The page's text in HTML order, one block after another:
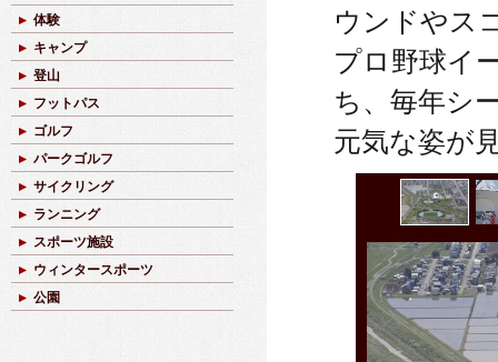
ウンドやス
プロ野球イ
ち、毎年シ
元気な姿が
体験
キャンプ
登山
フットパス
ゴルフ
パークゴルフ
サイクリング
ランニング
スポーツ施設
ウィンタースポーツ
公園